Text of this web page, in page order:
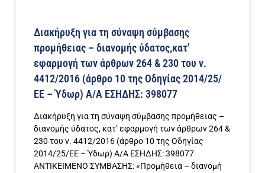
Διακήρυξη για τη σύναψη σύμβασης
προμήθειας – διανομής ύδατος,κατ’
εφαρμογή των άρθρων 264 & 230 του ν.
4412/2016 (άρθρο 10 της Οδηγίας 2014/25/
ΕΕ – Ύδωρ) Α/Α ΕΣΗΔΗΣ: 398077
Διακήρυξη για τη σύναψη σύμβασης προμήθειας –
διανομής ύδατος, κατ’ εφαρμογή των άρθρων 264 &
230 του ν. 4412/2016 (άρθρο 10 της Οδηγίας
2014/25/ΕΕ – Ύδωρ) Α/Α ΕΣΗΔΗΣ: 398077
ΑΝΤΙΚΕΙΜΕΝΟ ΣΥΜΒΑΣΗΣ: «Προμήθεια – διανομή